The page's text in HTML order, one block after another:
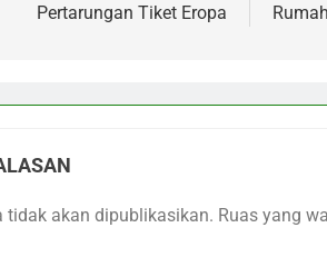
Pertarungan Tiket Eropa
tidak akan dipublikasikan. Ruas yang